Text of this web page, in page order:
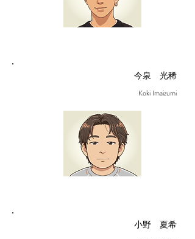
今泉 光稀
Koki Imaizumi
小野 夏希